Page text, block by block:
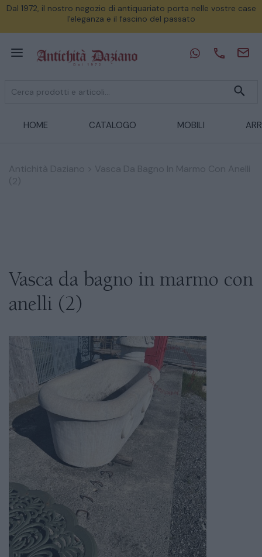
Dal 1972, il nostro negozio di antiquariato porta nelle vostre case
l'eleganza e il fascino del passato
HOME CATALOGO MOBILI
Antichità Daziano
Vasca Da Bagno In Marmo Con Anelli
(2)
Vasca da bagno in marmo con
anelli (2)